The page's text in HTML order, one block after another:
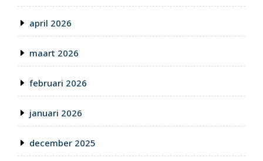
april 2026
maart 2026
februari 2026
januari 2026
december 2025